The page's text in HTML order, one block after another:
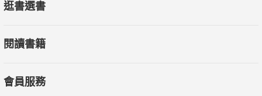
逛書選書
閱讀書籍
會員服務